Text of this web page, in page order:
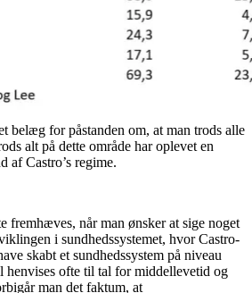
belæg for påstanden om, at man trods alle
alt på dette område har oplevet en
af Castro’s regime.
fremhæves, når man ønsker at sige noget
i sundhedssystemet, hvor Castro-
skabt et sundhedssystem på niveau
henvises ofte til tal for middellevetid og
man det faktum, at